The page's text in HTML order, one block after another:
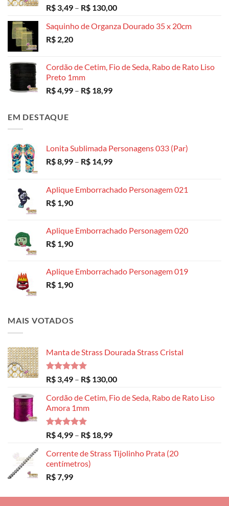
Avaliação
5.00
de 5
R$ 3,49 – R$ 130,00Faixa
preço:
Saquinho de Organza Dourado 35 x 20cm
R$ 2,20
Cordão de Cetim, Fio de Seda, Rabo de Rato Liso
Preto 1mm
R$4,99 – R$ 18,99Faixa
EM DESTAQUE
Lonita Sublimada Personagens 033 (Par)
R$8,99 – R$ 14,99Faixa
R$ 8,99
Aplique Emborrachado Personagem 021
R$ 1,90
Aplique Emborrachado Personagem 020
R$ 1,90
Aplique Emborrachado Personagem 019
R$ 1,90
MAIS VOTADOS
Manta de Strass Dourada Strass Cristal
Avaliação
5.00
de 5
R$ 3,49 – R$ 130,00Faixa
preço:
Cordão de Cetim, Fio de Seda, Rabo de Rato Liso
Amora 1mm
Avaliação
5.00
de 5
R$4,99 – R$ 18,99Faixa
preço:
Corrente de Strass Tijolinho Prata (20
centímetros)
R$7,99